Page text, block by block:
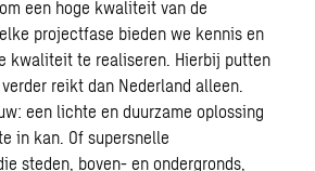
een hoge kwaliteit van de
projectfase bieden we kennis en
kwaliteit te realiseren. Hierbij putten
reikt dan Nederland alleen.
een lichte en duurzame oplossing
in kan. Of supersnelle
steden, boven- en ondergronds,